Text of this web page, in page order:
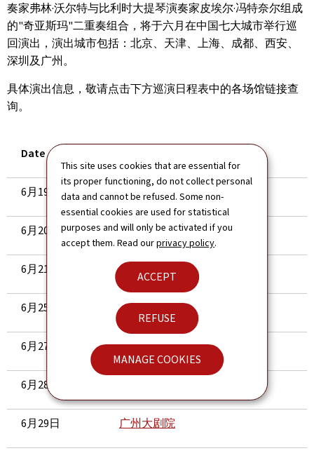
This site uses cookies that are essential for
its proper functioning, do not collect personal
data and cannot be refused. Some non-
essential cookies are used for statistical
purposes and will only be activated if you
accept them. Read ourprivacy policy.
ACCEPT
REFUSE
MANAGE COOKIES
奏家弗林·沃尔特与比利时大提琴演奏家皮埃尔·冯特奈尔组成
的"奇亚斯玛"二重奏组合，将于六月在中国七大城市举行巡
回演出，演出城市包括：北京、天津、上海、成都、西安、
深圳及广州。
具体演出信息，敬请点击下方巡演日程表中的各场馆链接查
询。
Date
6月19日 北京音乐厅
6月20日 天津安里甘艺术中心
6月21日 上海东方艺术中心
6月25日 成都城市音乐厅
6月27日 西安音乐厅
6月28日
6月29日 广州大剧院